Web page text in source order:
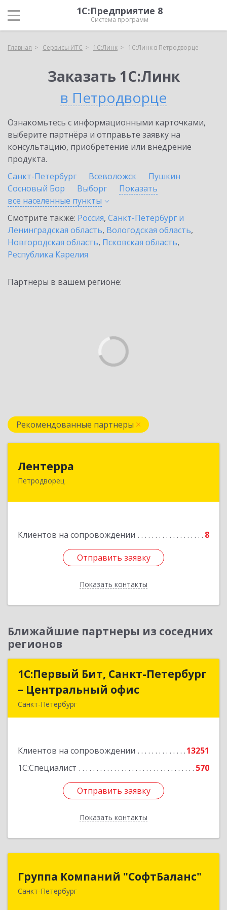
1С:Предприятие 8
Система программ
Главная Сервисы ИТС 1С:Линк 1С:Линк в Петродворце
Заказать 1С:Линк
в Петродворце
Ознакомьтесь с информационными карточками,
выберите партнёра и отправьте заявку на
консультацию, приобретение или внедрение
продукта.
Санкт-Петербург
Всеволожск
Пушкин
Сосновый Бор
Выборг
Показать
все населенные пункты
Смотрите также: Россия, Санкт-Петербург и
Ленинградская область, Вологодская область,
Новгородская область, Псковская область,
Республика Карелия
Партнеры в вашем регионе:
Рекомендованные партнеры
Лентерра
Петродворец
Клиентов на сопровождении 8
Отправить заявку
Показать контакты
198517, Санкт-Петербург, Петергоф г,
Отправить заявку
Назад
Ближайшие партнеры из соседних
регионов
1С:Первый Бит, Санкт-Петербург
– Центральный офис
Санкт-Петербург
Клиентов на сопровождении
13251
1С:Специалист
570
Отправить заявку
Показать контакты
1С:Первый Бит, Санкт-Петербург
– Центральный офис
Отправить заявку
Назад
Группа Компаний "СофтБаланс"
Санкт-Петербург
Группа Компаний "СофтБаланс"
195112, Санкт-Петербург г, Заневский пр-кт,